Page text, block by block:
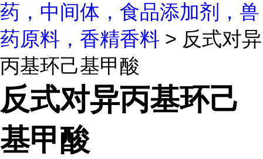
药，中间体，食品添加剂，兽
药原料，香精香料 > 反式对异
丙基环己基甲酸
反式对异丙基环己
基甲酸